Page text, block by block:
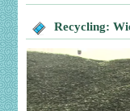
Recycling: